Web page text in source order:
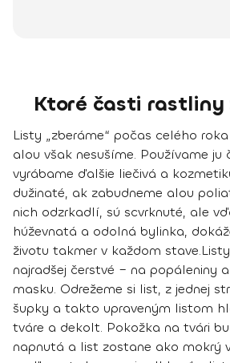
Ktoré časti rastliny
Listy „zberáme“ počas celého
alou však nesušíme. Používame ju
vyrábame ďalšie liečivá a
dužinaté, ak zabudneme alou
nich odzrkadlí, sú scvrknuté, ale
húževnatá a odolná bylinka,
životu takmer v každom stave.
najradšej čerstvé – na popáleniny
masku. Odrežeme si list, z jednej
šupky a takto upraveným listom
tváre a dekolt. Pokožka na tvári
napnutá a list zostane ako mokrý